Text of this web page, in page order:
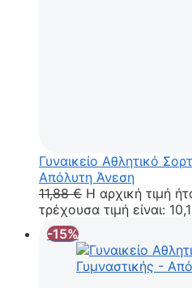
Γυναικείο Αθλητικό
Απόλυτη Άνεση
11,88€ Η αρχική τιμή
τρέχουσα τιμή είναι:
-15%